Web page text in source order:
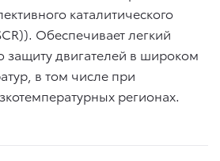
каталитического
Обеспечивает легкий
защиту двигателей в широком
в том числе при
регионах.